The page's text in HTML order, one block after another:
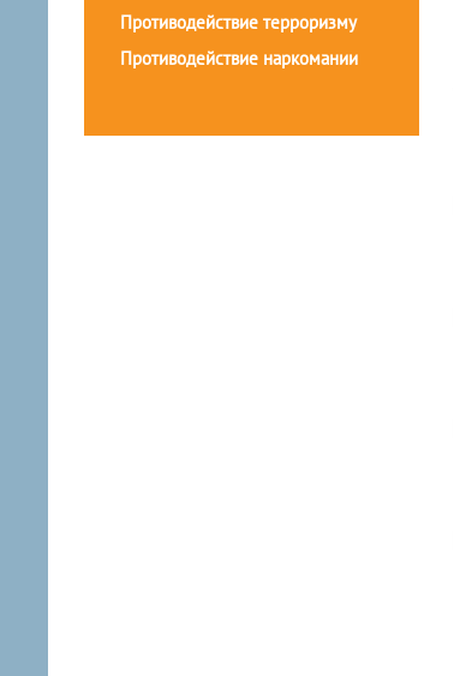
Противодействие терроризму
Противодействие наркомании